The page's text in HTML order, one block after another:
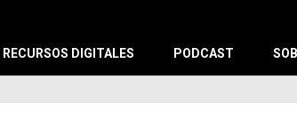
RECURSOS DIGITALES PODCAST